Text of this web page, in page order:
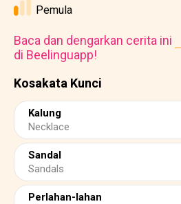
Kosakata Kunci
Kalung
Necklace
Sandal
Sandals
Perlahan-lahan
Pemula
Baca dan dengarkan cerita ini
di Beelinguapp!